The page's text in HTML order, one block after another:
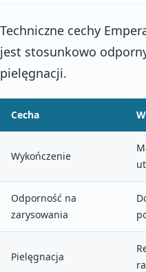
Techniczne cechy
jest stosunkowo
pielęgnacji.
Cecha
Wykończenie
Odporność na
zarysowania
Pielęgnacja